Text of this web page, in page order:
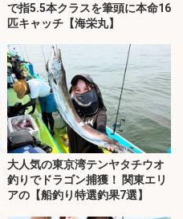
で指5.5本クラスを筆頭に本命16
匹キャッチ【海栄丸】
大人気の東京湾テンヤタチウオ
釣りでドラゴン捕獲！ 関東エリ
アの【船釣り特選釣果7選】